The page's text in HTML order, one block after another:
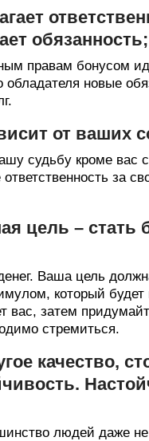
правам бонусом
обладателя новые
от ваших
судьбу кроме
за
цель – стать
Ваша цель
который
вас, затем
стремиться.
качество,
людей даже